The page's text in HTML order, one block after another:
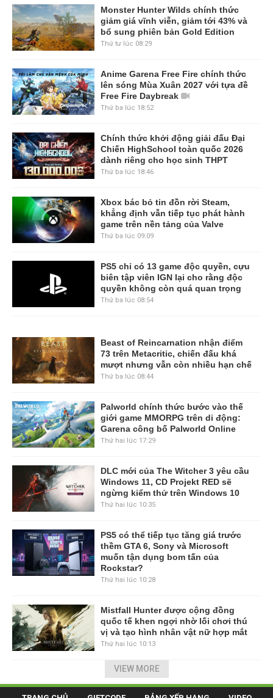
Monster Hunter Wilds chính thức
giảm giá vĩnh viễn, giảm tới 43% và
bổ sung phiên bản Gold Edition
Thứ tư lúc 08:29
Anime Garena Free Fire chính thức
lên sóng Mùa Xuân 2027 với tựa đề
Free Fire Daybreak
Thứ ba lúc 18:52
Chính thức khởi động giải đấu Đại
Chiến HighSchool toàn quốc 2026
dành riêng cho học sinh THPT
Thứ ba lúc 18:46
Xbox bác bỏ tin đồn rời Steam,
khẳng định vẫn tiếp tục phát hành
game trên nền tảng của Valve
Thứ ba lúc 09:09
PS5 chỉ có 13 game độc quyền, cựu
biên tập viên IGN lại cho rằng độc
quyền không còn quá quan trọng
Thứ ba lúc 08:54
Beast of Reincarnation nhận điểm
73 trên Metacritic, chiến đấu khá
mượt nhưng vẫn còn nhiều hạn chế
Thứ ba lúc 08:44
Palworld chính thức bước vào thế
giới game MMORPG trên di động:
Garena công bố Palworld Online
Thứ hai lúc 17:29
DLC mới của The Witcher 3 yêu cầu
Windows 11, CD Projekt RED sẽ
ngừng kiểm thử trên Windows 10
Thứ hai lúc 10:35
PS5 có thể tiếp tục tăng giá trước
thềm GTA 6, Sony và Microsoft
muốn tận dụng bom tấn của
Rockstar?
Thứ hai lúc 10:28
Mistfall Hunter được cộng đồng
quốc tế khen ngợi nhờ lối chơi thú
vị và tạo hình nhân vật nữ hợp mắt
Thứ hai lúc 10:13
VIEW MORE